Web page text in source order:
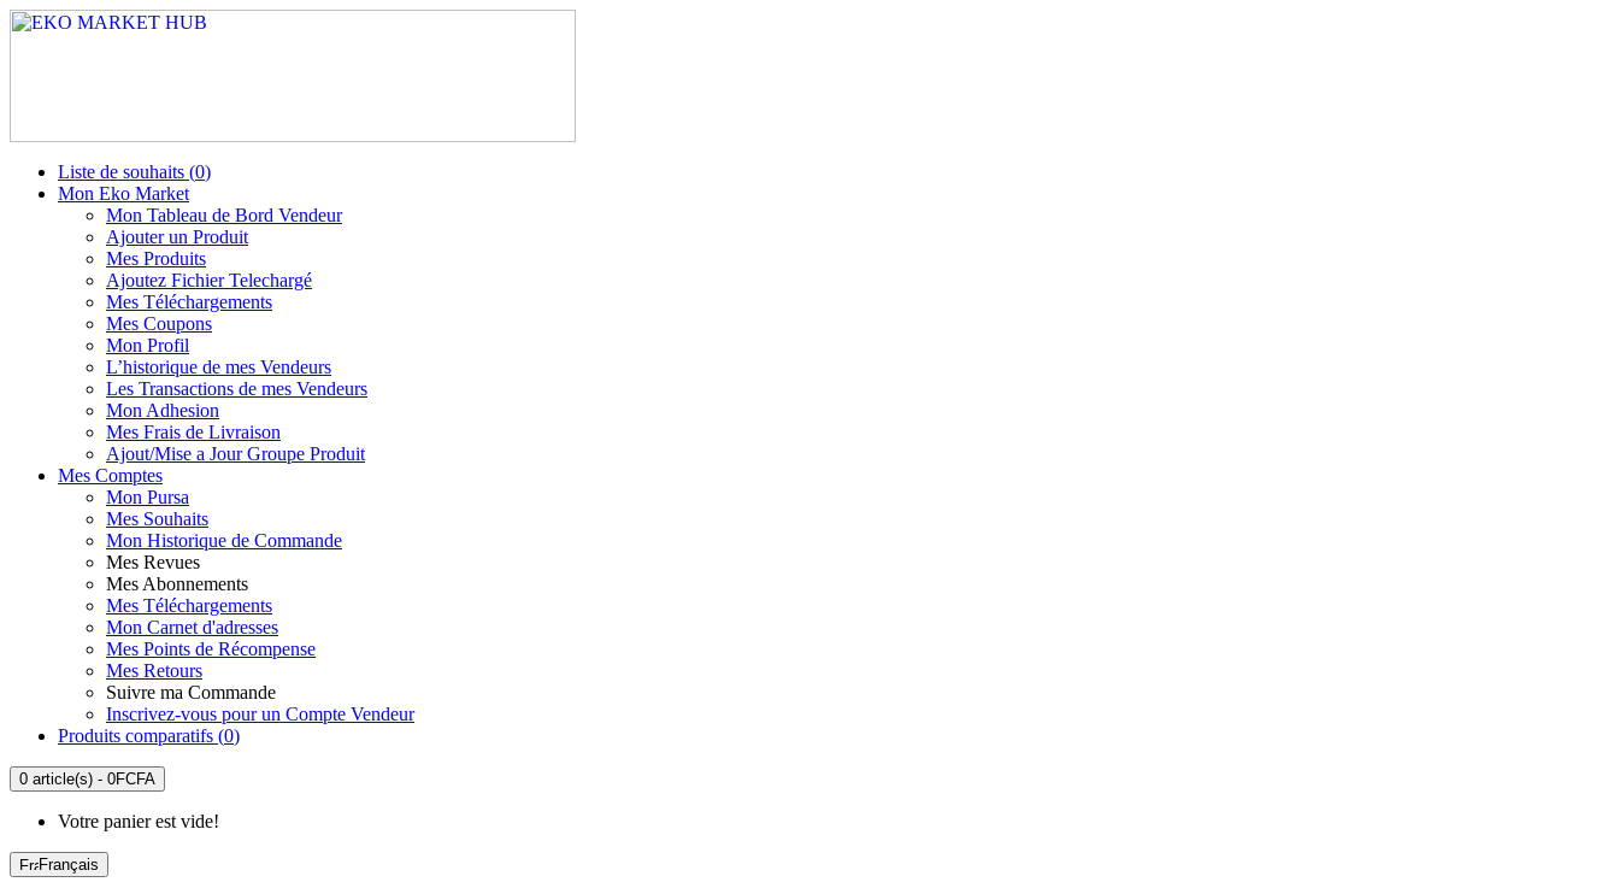
Liste de souhaits (0)
Mon Eko Market
Mon Tableau de Bord Vendeur
Ajouter un Produit
Mes Produits
Ajoutez Fichier Telechargé
Mes Téléchargements
Mes Coupons
Mon Profil
L’historique de mes Vendeurs
Les Transactions de mes Vendeurs
Mon Adhesion
Mes Frais de Livraison
Ajout/Mise a Jour Groupe Produit
Mes Comptes
Mon Pursa
Mes Souhaits
Mon Historique de Commande
Mes Revues
Mes Abonnements
Mes Téléchargements
Mon Carnet d'adresses
Mes Points de Récompense
Mes Retours
Suivre ma Commande
Inscrivez-vous pour un Compte Vendeur
Produits comparatifs (0)
0 article(s) - 0FCFA
Votre panier est vide!
Français